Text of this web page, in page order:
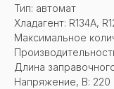
Тип: автомат
Хладагент: R134A,
Максимальное
Длина
Напряжение, В: 220